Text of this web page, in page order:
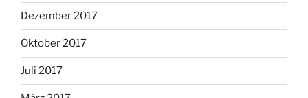
Dezember 2017
Oktober 2017
Juli 2017